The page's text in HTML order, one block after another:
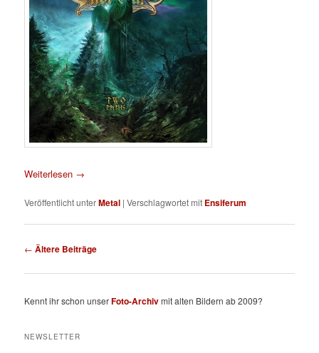
Weiterlesen →
Veröffentlicht unterMetal |Verschlagwortet mit Ensiferum
Beitragsnavigation
← Ältere Beiträge
Kennt ihr schon unserFoto-Archivmit alten Bildern ab 2009?
NEWSLETTER